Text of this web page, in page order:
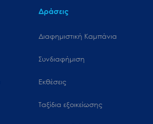
Δράσεις
Διαφημιστική Καμπάνια
Συνδιαφήμιση
Εκθέσεις
Ταξίδια εξοικείωσης